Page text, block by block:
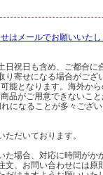
はメールでお願いいた
祝日も含め、ご都合に
寄せになる場合がござ
となります。海外か
がご用意できないこ
になることが多々ござ
だいております。
場合、対応に時間がか
、お問い合わせには原